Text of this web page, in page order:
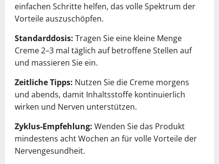
einfachen Schritte helfen, das volle Spektrum der
Vorteile auszuschöpfen.
Standarddosis: Tragen Sie eine kleine Menge
Creme 2–3 mal täglich auf betroffene Stellen auf
und massieren Sie ein.
Zeitliche Tipps: Nutzen Sie die Creme morgens
und abends, damit Inhaltsstoffe kontinuierlich
wirken und Nerven unterstützen.
Zyklus-Empfehlung: Wenden Sie das Produkt
mindestens acht Wochen an für volle Vorteile der
Nervengesundheit.